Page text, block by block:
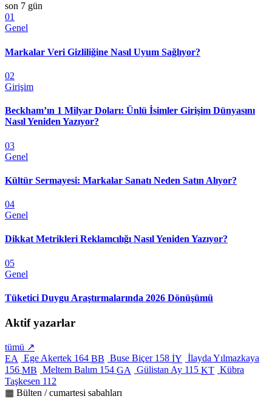
son 7 gün
01
Genel
Markalar Veri Gizliliğine Nasıl Uyum Sağlıyor?
02
Girişim
Beckham’ın 1 Milyar Doları: Ünlü İsimler Girişim Dünyasını
Nasıl Yeniden Yazıyor?
03
Genel
Kültür Sermayesi: Markalar Sanatı Neden Satın Alıyor?
04
Genel
Dikkat Metrikleri Reklamcılığı Nasıl Yeniden Yazıyor?
05
Genel
Tüketici Duygu Araştırmalarında 2026 Dönüşümü
Aktif yazarlar
tümü ↗
EA
Ege Akertek 164 BB Buse Biçer 158 İY İlayda Yılmazkaya
156 MB Meltem Balım 154 GA Gülistan Ay 115 KT Kübra
Taşkesen 112
▦ Bülten / cumartesi sabahları